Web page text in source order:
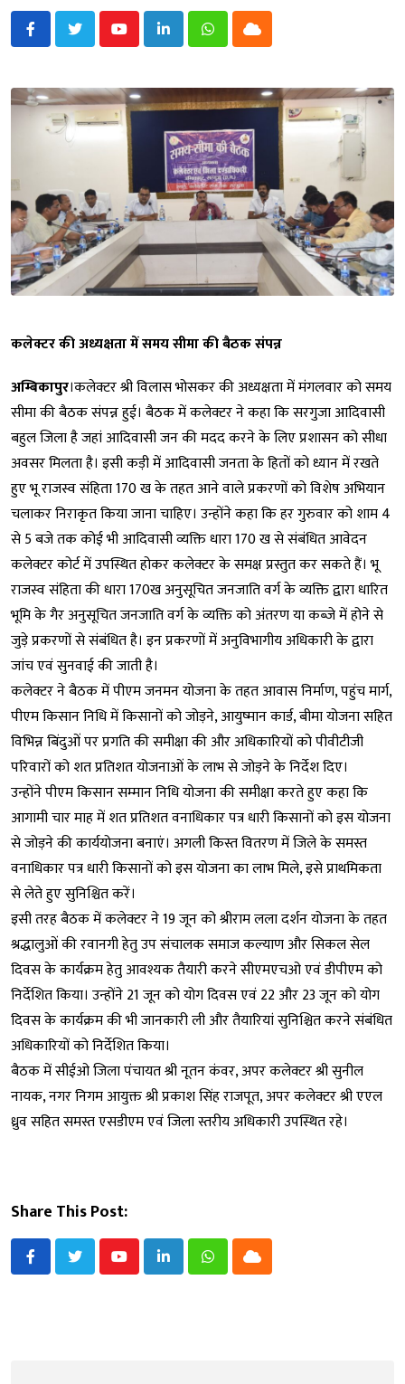
YoutubeLinkedInWhatsappCloud
कलेक्टर की अध्यक्षता में समय सीमा की बैठक संपन्न
अम्बिकापुर।कलेक्टर श्री विलास भोसकर की अध्यक्षता में मंगलवार को समय
सीमा की बैठक संपन्न हुई। बैठक में कलेक्टर ने कहा कि सरगुजा आदिवासी
बहुल जिला है जहां आदिवासी जन की मदद करने के लिए प्रशासन को सीधा
अवसर मिलता है। इसी कड़ी में आदिवासी जनता के हितों को ध्यान में रखते
हुए भू राजस्व संहिता 170 ख के तहत आने वाले प्रकरणों को विशेष अभियान
चलाकर निराकृत किया जाना चाहिए। उन्होंने कहा कि हर गुरुवार को शाम 4
से 5 बजे तक कोई भी आदिवासी व्यक्ति धारा 170 ख से संबंधित आवेदन
कलेक्टर कोर्ट में उपस्थित होकर कलेक्टर के समक्ष प्रस्तुत कर सकते हैं। भू
राजस्व संहिता की धारा 170ख अनुसूचित जनजाति वर्ग के व्यक्ति द्वारा धारित
भूमि के गैर अनुसूचित जनजाति वर्ग के व्यक्ति को अंतरण या कब्जे में होने से
जुड़े प्रकरणों से संबंधित है। इन प्रकरणों में अनुविभागीय अधिकारी के द्वारा
जांच एवं सुनवाई की जाती है।
कलेक्टर ने बैठक में पीएम जनमन योजना के तहत आवास निर्माण, पहुंच मार्ग,
पीएम किसान निधि में किसानों को जोड़ने, आयुष्मान कार्ड, बीमा योजना सहित
विभिन्न बिंदुओं पर प्रगति की समीक्षा की और अधिकारियों को पीवीटीजी
परिवारों को शत प्रतिशत योजनाओं के लाभ से जोड़ने के निर्देश दिए।
उन्होंने पीएम किसान सम्मान निधि योजना की समीक्षा करते हुए कहा कि
आगामी चार माह में शत प्रतिशत वनाधिकार पत्र धारी किसानों को इस योजना
से जोड़ने की कार्ययोजना बनाएं। अगली किस्त वितरण में जिले के समस्त
वनाधिकार पत्र धारी किसानों को इस योजना का लाभ मिले, इसे प्राथमिकता
से लेते हुए सुनिश्चित करें।
इसी तरह बैठक में कलेक्टर ने 19 जून को श्रीराम लला दर्शन योजना के तहत
श्रद्धालुओं की रवानगी हेतु उप संचालक समाज कल्याण और सिकल सेल
दिवस के कार्यक्रम हेतु आवश्यक तैयारी करने सीएमएचओ एवं डीपीएम को
निर्देशित किया। उन्होंने 21 जून को योग दिवस एवं 22 और 23 जून को योग
दिवस के कार्यक्रम की भी जानकारी ली और तैयारियां सुनिश्चित करने संबंधित
अधिकारियों को निर्देशित किया।
बैठक में सीईओ जिला पंचायत श्री नूतन कंवर, अपर कलेक्टर श्री सुनील
नायक, नगर निगम आयुक्त श्री प्रकाश सिंह राजपूत, अपर कलेक्टर श्री एएल
ध्रुव सहित समस्त एसडीएम एवं जिला स्तरीय अधिकारी उपस्थित रहे।
Share This Post:
YoutubeLinkedInWhatsappCloud